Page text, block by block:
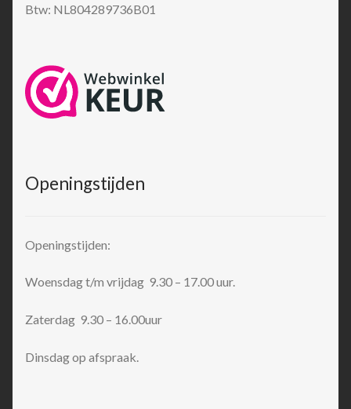
Btw: NL804289736B01
Openingstijden
Openingstijden:
Woensdag t/m vrijdag 9.30 – 17.00 uur.
Zaterdag 9.30 – 16.00uur
Dinsdag op afspraak.